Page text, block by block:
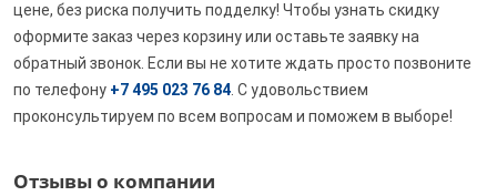
цене, без риска получить подделку! Чтобы узнать скидку
оформите заказ через корзину или оставьте заявку на
обратный звонок. Если вы не хотите ждать просто позвоните
по телефону +7 495 023 76 84 . С удовольствием
проконсультируем по всем вопросам и поможем в выборе!
Отзывы о компании